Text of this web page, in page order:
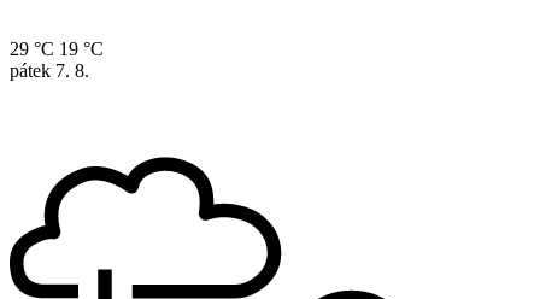
29 °C 19 °C
pátek 7. 8.